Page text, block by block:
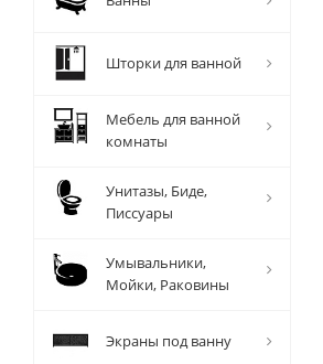
Шторки для ванной
Мебель для ванной
комнаты
Унитазы, Биде,
Писсуары
Умывальники,
Мойки, Раковины
Экраны под ванну